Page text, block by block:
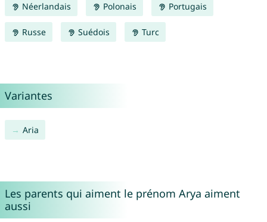
Néerlandais Polonais Portugais
Russe Suédois Turc
Variantes
Aria
Les parents qui aiment le prénom Arya aiment
aussi